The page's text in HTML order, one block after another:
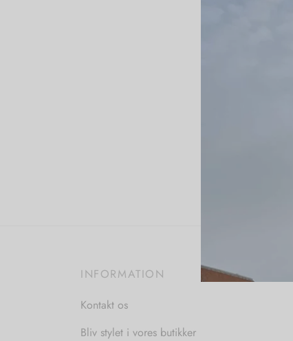
INFORMATION
Kontakt os
Bliv stylet i vores butikker